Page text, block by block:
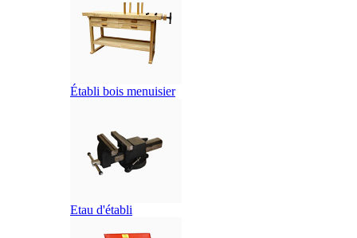
Établi bois menuisier
Etau d'établi